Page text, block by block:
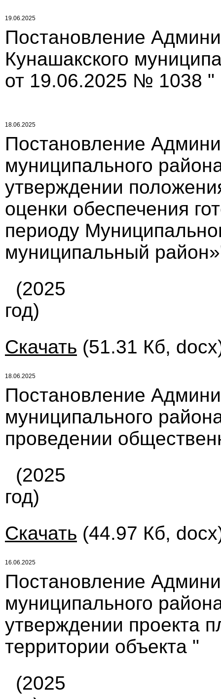
19.06.2025
Постановление
Кунашакского
от 19.06.2025 № 1038 "
18.06.2025
Постановление
муниципального
утверждении
оценки обеспечения
периоду
муниципальный
(2025
год)
Скачать (51.31 Кб,
18.06.2025
Постановление
муниципального
проведении
(2025
год)
Скачать (44.97 Кб,
16.06.2025
Постановление
муниципального
утверждении проекта
территории объекта "
(2025